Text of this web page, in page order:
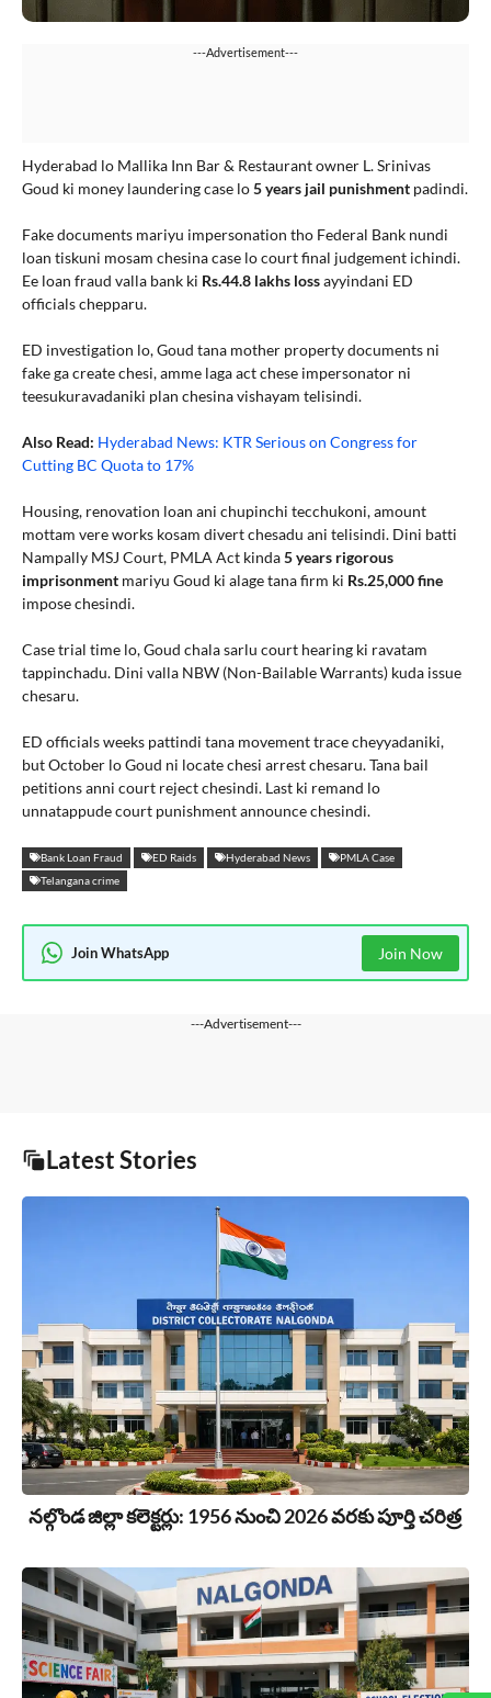
---Advertisement---
Hyderabad lo Mallika Inn Bar & Restaurant owner L. Srinivas
Goud ki money laundering case lo5 years jail punishment padindi.
Fake documents mariyu impersonation tho Federal Bank nundi
loan tiskuni mosam chesina case lo court final judgement ichindi.
Ee loan fraud valla bank ki Rs.44.8 lakhs lossayyindani ED
officials chepparu.
ED investigation lo, Goud tana mother property documents ni
fake ga create chesi, amme laga act chese impersonator ni
teesukuravadaniki plan chesina vishayam telisindi.
Also Read: Hyderabad News: KTR Serious on Congress for
Cutting BC Quota to 17%
Housing, renovation loan ani chupinchi tecchukoni, amount
mottam vere works kosam divert chesadu ani telisindi. Dini batti
Nampally MSJ Court, PMLA Act kinda5 years rigorous
imprisonment mariyu Goud ki alage tana firm ki Rs.25,000 fine
impose chesindi.
Case trial time lo, Goud chala sarlu court hearing ki ravatam
tappinchadu. Dini valla NBW (Non-Bailable Warrants) kuda issue
chesaru.
ED officials weeks pattindi tana movement trace cheyyadaniki,
but October lo Goud ni locate chesi arrest chesaru. Tana bail
petitions anni court reject chesindi. Last ki remand lo
unnatappude court punishment announce chesindi.
Bank Loan Fraud ED Raids Hyderabad News
PMLA Case
Telangana crime
Join WhatsApp Join Now
---Advertisement---
Latest Stories
నల్గొండ జిల్లా కలెక్టర్లు: 1956 నుంచి 2026 వరకు పూర్తి చరిత్ర